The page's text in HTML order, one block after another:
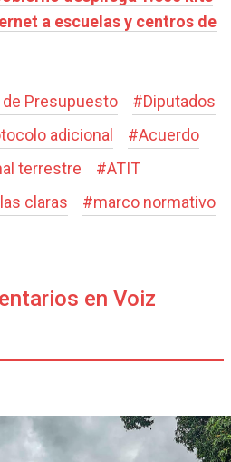
a escuelas y centros de
Presupuesto #Diputados
adicional #Acuerdo
terrestre #ATIT
claras #marco normativo
en Voiz